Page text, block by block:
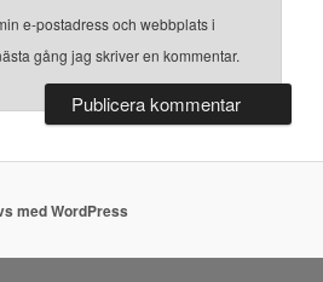
e-postadress och webbplats i
gång jag skriver en kommentar.
med WordPress